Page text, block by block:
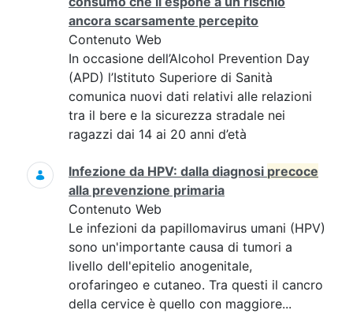
ancora scarsamente percepito
Contenuto Web
In occasione dell’Alcohol Prevention Day
(APD) l’Istituto Superiore di Sanità
comunica nuovi dati relativi alle relazioni
tra il bere e la sicurezza stradale nei
ragazzi dai 14 ai 20 anni d’età
Infezione da HPV: dalla diagnosi precoce
alla prevenzione primaria
Contenuto Web
Le infezioni da papillomavirus umani (HPV)
sono un'importante causa di tumori a
livello dell'epitelio anogenitale,
orofaringeo e cutaneo. Tra questi il cancro
della cervice è quello con maggiore...